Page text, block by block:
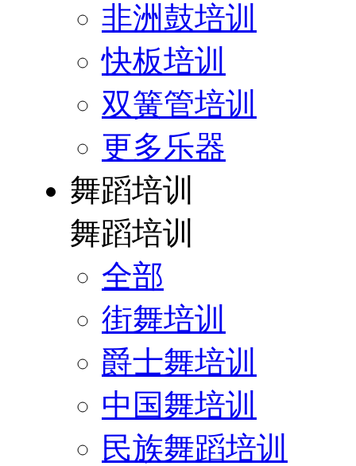
非洲鼓培训
快板培训
双簧管培训
更多乐器
舞蹈培训
舞蹈培训
全部
街舞培训
爵士舞培训
中国舞培训
民族舞蹈培训